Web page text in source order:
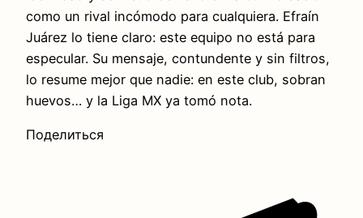
como un rival incómodo para cualquiera. Efraín
Juárez lo tiene claro: este equipo no está para
especular. Su mensaje, contundente y sin filtros,
lo resume mejor que nadie: en este club, sobran
huevos… y la Liga MX ya tomó nota.
Поделиться